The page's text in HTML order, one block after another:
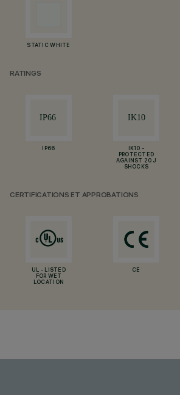
STATIC WHITE
RATINGS
IP66
IK10 -
PROTECTED
AGAINST 20 J
SHOCKS
CERTIFICATIONS ET APPROBATIONS
UL - LISTED
FOR WET
LOCATION
CE